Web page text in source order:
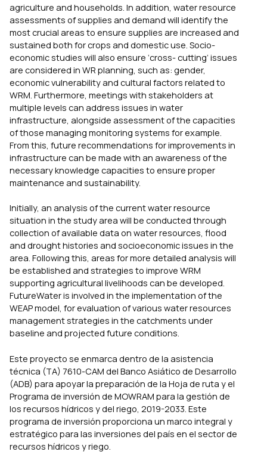
agriculture and households. In addition, water resource
assessments of supplies and demand will identify the
most crucial areas to ensure supplies are increased and
sustained both for crops and domestic use. Socio-
economic studies will also ensure ‘cross- cutting’ issues
are considered in WR planning, such as: gender,
economic vulnerability and cultural factors related to
WRM. Furthermore, meetings with stakeholders at
multiple levels can address issues in water
infrastructure, alongside assessment of the capacities
of those managing monitoring systems for example.
From this, future recommendations for improvements in
infrastructure can be made with an awareness of the
necessary knowledge capacities to ensure proper
maintenance and sustainability.
Initially, an analysis of the current water resource
situation in the study area will be conducted through
collection of available data on water resources, flood
and drought histories and socioeconomic issues in the
area. Following this, areas for more detailed analysis will
be established and strategies to improve WRM
supporting agricultural livelihoods can be developed.
FutureWater is involved in the implementation of the
WEAP model, for evaluation of various water resources
management strategies in the catchments under
baseline and projected future conditions.
Este proyecto se enmarca dentro de la asistencia
técnica (TA) 7610-CAM del Banco Asiático de Desarrollo
(ADB) para apoyar la preparación de la Hoja de ruta y el
Programa de inversión de MOWRAM para la gestión de
los recursos hídricos y del riego, 2019-2033. Este
programa de inversión proporciona un marco integral y
estratégico para las inversiones del país en el sector de
recursos hídricos y riego.